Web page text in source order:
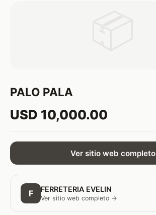
PALO PALA
USD 10,000.00
Ver sitio web completo
F FERRETERIA EVELIN
Ver sitio web completo →